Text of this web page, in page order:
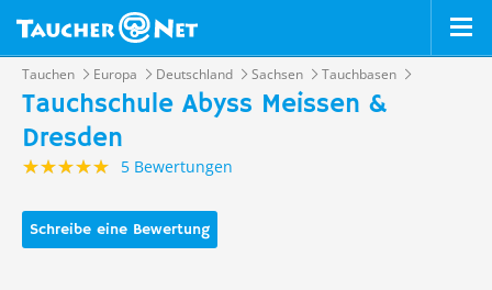
Tauchen Europa Deutschland Sachsen Tauchbasen
Tauchschule Abyss Meissen &
Dresden
5 Bewertungen
Schreibe eine Bewertung